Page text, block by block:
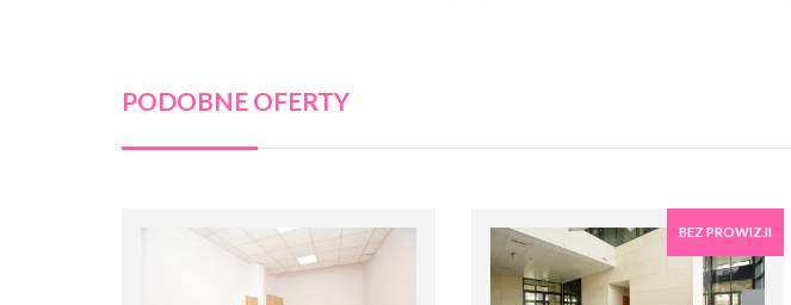
PODOBNE OFERTY
BEZ PROWIZJI